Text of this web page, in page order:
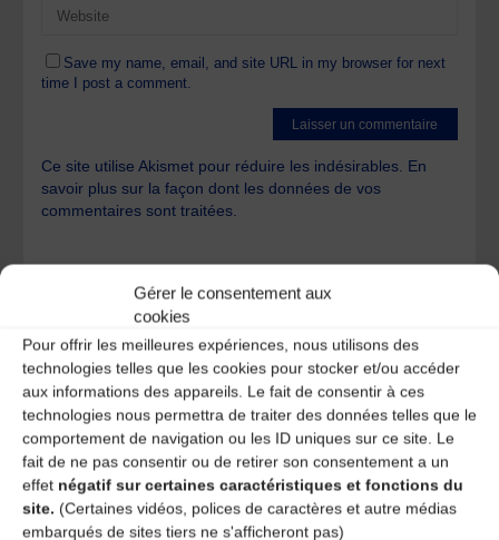
Gérer le consentement aux
cookies
Pour offrir les meilleures expériences, nous utilisons des
technologies telles que les cookies pour stocker et/ou accéder
aux informations des appareils. Le fait de consentir à ces
technologies nous permettra de traiter des données telles que le
comportement de navigation ou les ID uniques sur ce site. Le
fait de ne pas consentir ou de retirer son consentement a un
effet négatif sur certaines caractéristiques et fonctions du
site. (Certaines vidéos, polices de caractères et autre médias
embarqués de sites tiers ne s'afficheront pas)
Save my name, email, and site URL in my browser for next
time I post a comment.
Ce site utilise Akismet pour réduire les indésirables. En
savoir plus sur la façon dont les données de vos
commentaires sont traitées.
A DECOUVRIR :